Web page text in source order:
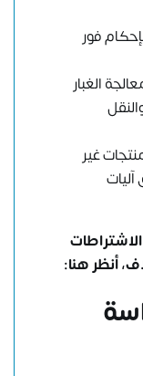
فور
الغبار
غير
أنظر هنا: